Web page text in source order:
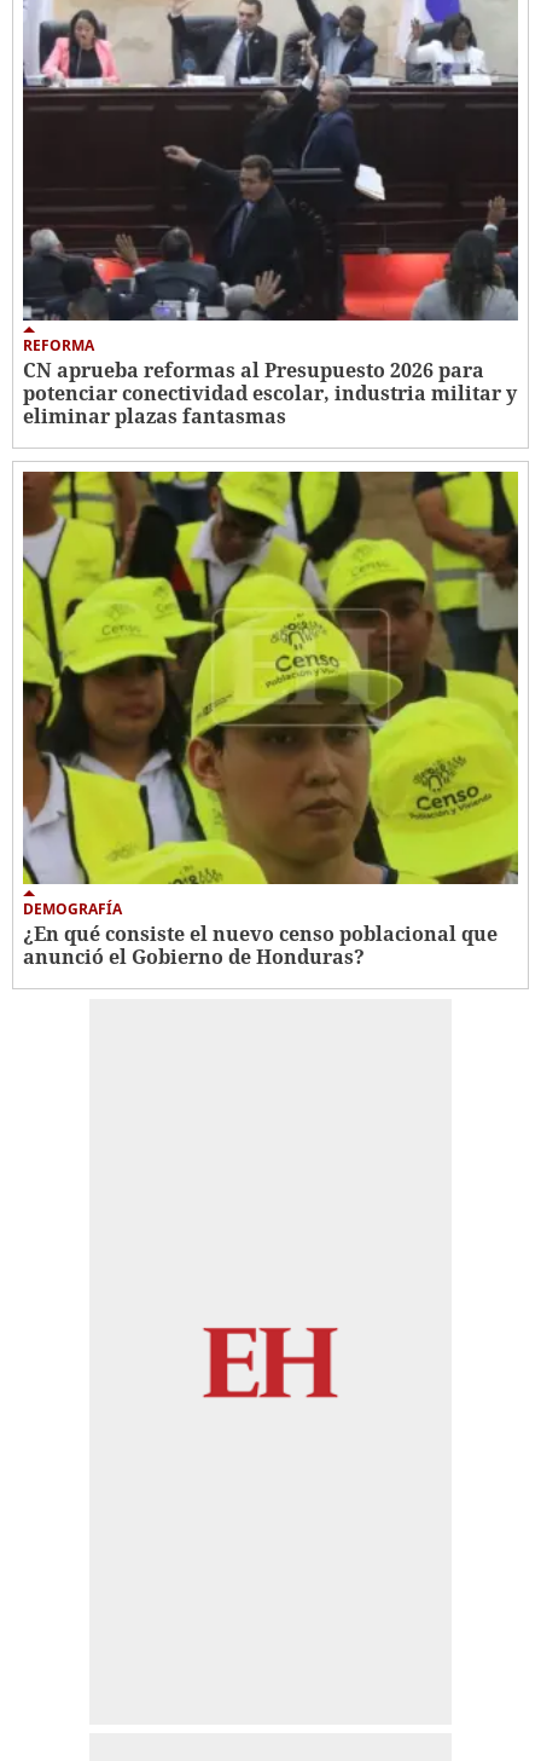
REFORMA
CN aprueba reformas al Presupuesto 2026 para
potenciar conectividad escolar, industria militar y
eliminar plazas fantasmas
DEMOGRAFÍA
¿En qué consiste el nuevo censo poblacional que
anunció el Gobierno de Honduras?